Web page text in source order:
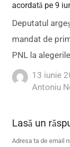
acordată pe 9
Deputatul
mandat de
PNL la
13 iunie
Author
Antoniu
Lasă un
Adresa ta de email